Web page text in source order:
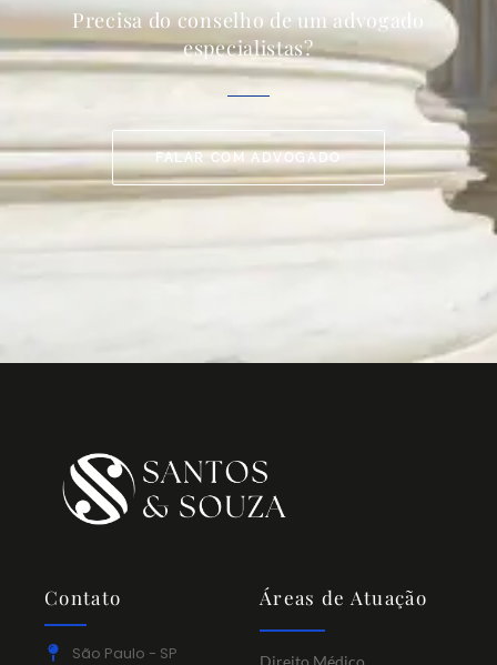
Precisa do conselho de um advogado
especialistas?
FALAR COM ADVOGADO
Contato
São Paulo - SP
Áreas de Atuação
Direito Médico